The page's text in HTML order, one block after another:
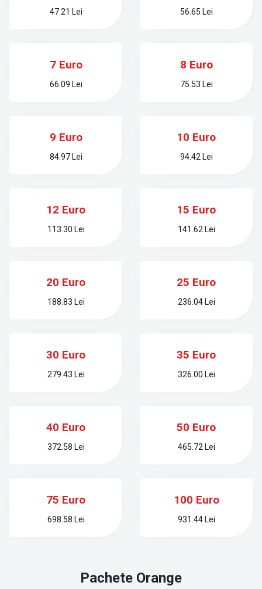
47.21 Lei 56.65 Lei
7 Euro
66.09 Lei
8 Euro
75.53 Lei
9 Euro
84.97 Lei
10 Euro
94.42 Lei
12 Euro
113.30 Lei
15 Euro
141.62 Lei
20 Euro
188.83 Lei
25 Euro
236.04 Lei
30 Euro
279.43 Lei
35 Euro
326.00 Lei
40 Euro
372.58 Lei
50 Euro
465.72 Lei
75 Euro
698.58 Lei
100 Euro
931.44 Lei
Pachete Orange